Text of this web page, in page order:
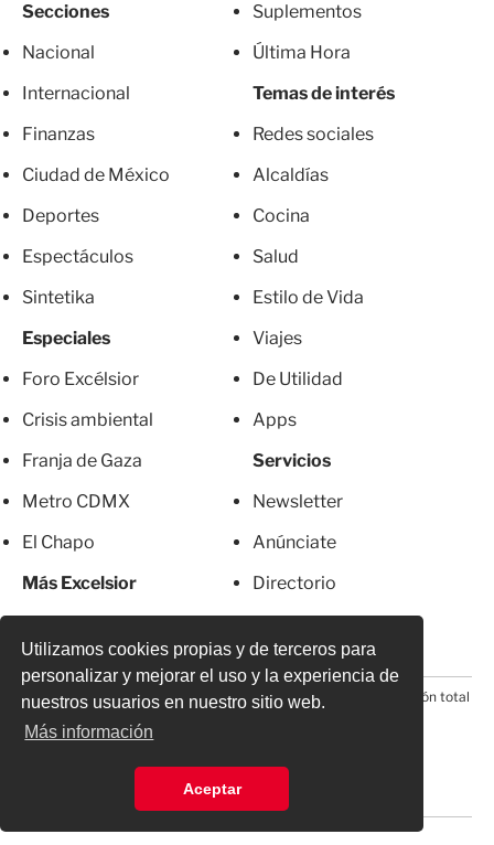
Utilizamos cookies propias y de terceros para
personalizar y mejorar el uso y la experiencia de
nuestros usuarios en nuestro sitio web.
Más información
Aceptar
Secciones
Nacional
Internacional
Finanzas
Ciudad de México
Deportes
Espectáculos
Sintetika
Especiales
Foro Excélsior
Crisis ambiental
Franja de Gaza
Metro CDMX
El Chapo
Más Excelsior
Suplementos
Última Hora
Temas de interés
Redes sociales
Alcaldías
Cocina
Salud
Estilo de Vida
Viajes
De Utilidad
Apps
Servicios
Newsletter
Anúnciate
Directorio
© 2026 Todos los derechos reservados. Prohibida la reproducción total
o parcial, incluyendo cualquier medio electrónico*